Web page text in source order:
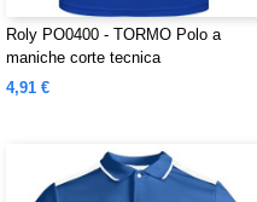
Roly PO0400 - TORMO Polo a
maniche corte tecnica
4,91 €